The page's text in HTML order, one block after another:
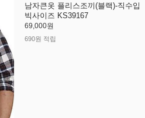
남자큰옷 플리스조끼(블랙)-직수입
빅사이즈 KS39167
69,000원
690원 적립